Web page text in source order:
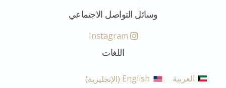
وسائل التواصل الاجتماعي
Instagram
اللغات
العربية English
(الإنجليزية)